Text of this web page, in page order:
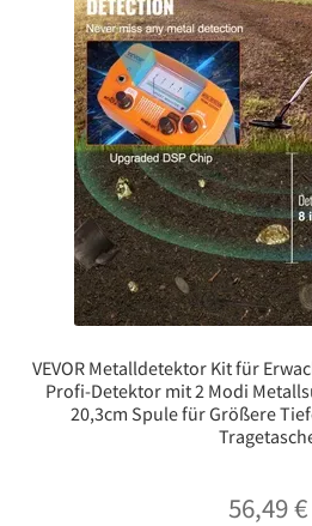
VEVOR Metalldetektor Kit für
Profi-Detektor mit 2 Modi
20,3cm Spule für Größere
56,49€